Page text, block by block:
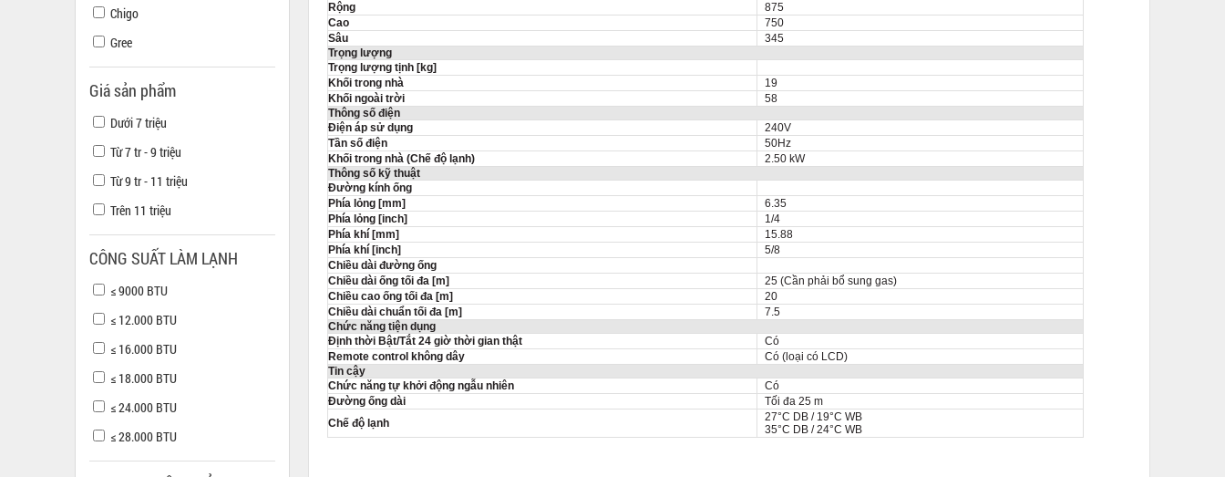
Chigo
Gree
Giá sản phẩm
Dưới 7 triệu
Từ 7 tr - 9 triệu
Từ 9 tr - 11 triệu
Trên 11 triệu
CÔNG SUẤT LÀM LẠNH
≤ 9000 BTU
≤ 12.000 BTU
≤ 16.000 BTU
≤ 18.000 BTU
≤ 24.000 BTU
≤ 28.000 BTU
Rộng
875
Cao
750
Sâu
345
Trọng lượng
Trọng lượng tịnh [kg]
Khối trong nhà
19
Khối ngoài trời
58
Thông số điện
Điện áp sử dụng
240V
Tần số điện
50Hz
Khối trong nhà (Chế độ lạnh)
2.50 kW
Thông số kỹ thuật
Đường kính ống
Phía lỏng [mm]
6.35
Phía lỏng [inch]
1/4
Phía khí [mm]
15.88
Phía khí [inch]
5/8
Chiều dài đường ống
Chiều dài ống tối đa [m]
25 (Cần phải bổ sung gas)
Chiều cao ống tối đa [m]
20
Chiều dài chuẩn tối đa [m]
7.5
Chức năng tiện dụng
Định thời Bật/Tắt 24 giờ thời gian thật
Có
Remote control không dây
Có (loại có LCD)
Tin cậy
Chức năng tự khởi động ngẫu nhiên
Có
Đường ống dài
Tối đa 25 m
Chế độ lạnh
27°C DB / 19°C WB
35°C DB / 24°C WB